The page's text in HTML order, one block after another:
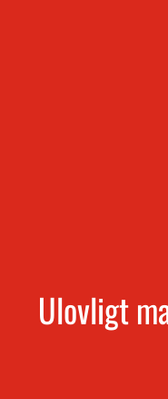
Ulovligt